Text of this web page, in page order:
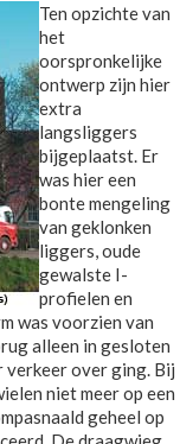
Ten opzichte van
het
oorspronkelijke
ontwerp zijn hier
extra
langsliggers
bijgeplaatst. Er
was hier een
bonte mengeling
van geklonken
liggers, oude
gewalste I-
profielen en
was voorzien van
alleen in gesloten
verkeer over ging. Bij
niet meer op een
geheel op